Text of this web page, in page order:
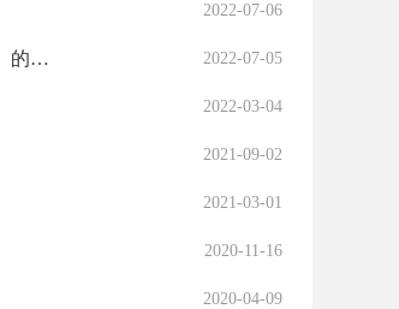
2022-07-06
益阳市国资委关于印发《益阳市国资委关于加强监管企业风险控制体系建设的实施意见》的通知 2022-07-05
2022-03-04
2021-09-02
2021-03-01
2020-11-16
2020-04-09